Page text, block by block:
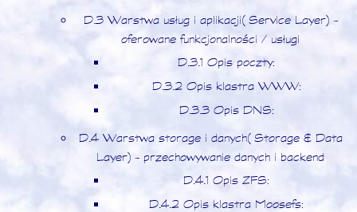
D.3 Warstwa usług i aplikacji (Service Layer) -
oferowane funkcjonalności / usługi
D.3.1 Opis poczty:
D.3.2 Opis klastra WWW:
D.3.3 Opis DNS:
D.4 Warstwa storage i danych (Storage & Data
Layer) - przechowywanie danych i backend
D.4.1 Opis ZFS:
D.4.2 Opis klastra Moosefs: